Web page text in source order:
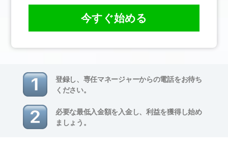
今すぐ始める
登録し、専任マネージャーからの電話をお待ち
ください。
必要な最低入金額を入金し、利益を獲得し始め
ましょう。